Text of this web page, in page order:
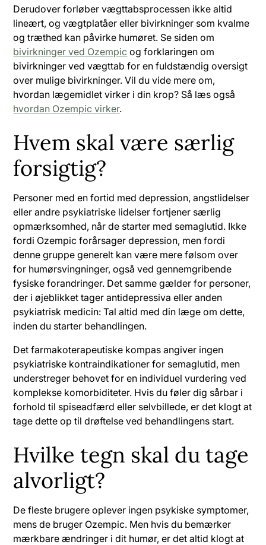
Derudover forløber vægttabsprocessen ikke altid
lineært, og vægtplatåer eller bivirkninger som kvalme
og træthed kan påvirke humøret. Se siden om
bivirkninger ved Ozempic og forklaringen om
bivirkninger ved vægttab for en fuldstændig oversigt
over mulige bivirkninger. Vil du vide mere om,
hvordan lægemidlet virker i din krop? Så læs også
hvordan Ozempic virker.
Hvem skal være særlig
forsigtig?
Personer med en fortid med depression, angstlidelser
eller andre psykiatriske lidelser fortjener særlig
opmærksomhed, når de starter med semaglutid. Ikke
fordi Ozempic forårsager depression, men fordi
denne gruppe generelt kan være mere følsom over
for humørsvingninger, også ved gennemgribende
fysiske forandringer. Det samme gælder for personer,
der i øjeblikket tager antidepressiva eller anden
psykiatrisk medicin: Tal altid med din læge om dette,
inden du starter behandlingen.
Det farmakoterapeutiske kompas angiver ingen
psykiatriske kontraindikationer for semaglutid, men
understreger behovet for en individuel vurdering ved
komplekse komorbiditeter. Hvis du føler dig sårbar i
forhold til spiseadfærd eller selvbillede, er det klogt at
tage dette op til drøftelse ved behandlingens start.
Hvilke tegn skal du tage
alvorligt?
De fleste brugere oplever ingen psykiske symptomer,
mens de bruger Ozempic. Men hvis du bemærker
mærkbare ændringer i dit humør, er det altid klogt at